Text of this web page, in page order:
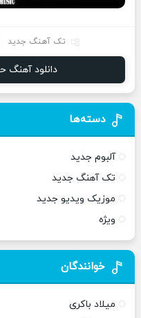
تک آهنگ جدید
دانلود
دسته‌ها
آلبوم جدید
تک آهنگ جدید
موزیک ویدیو جدید
ویژه
خوانندگان
میلاد باکری